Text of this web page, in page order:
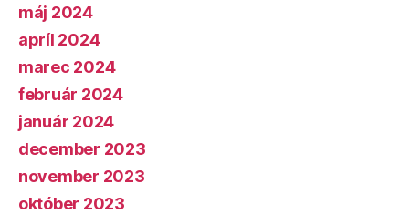
máj 2024
apríl 2024
marec 2024
február 2024
január 2024
december 2023
november 2023
október 2023